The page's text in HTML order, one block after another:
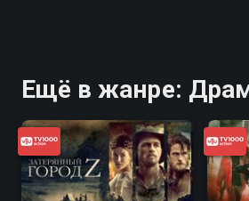
Ещё в жанре: